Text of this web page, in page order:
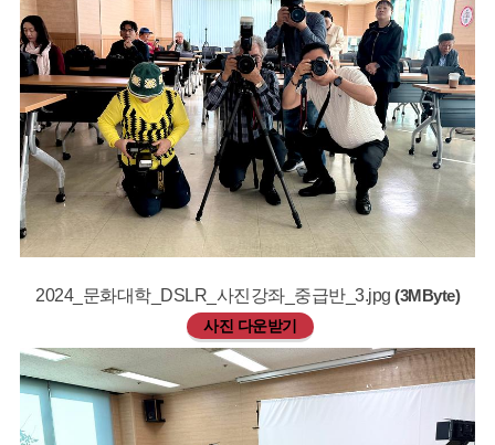
2024_문화대학_DSLR_사진강좌_중급반_3.jpg (3MByte)
사진 다운받기